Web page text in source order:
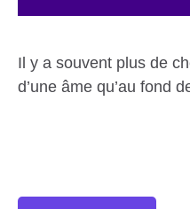
Il y a souvent plus de
d’une âme qu’au fond